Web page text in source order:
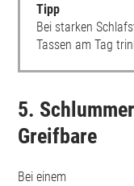
Tipp
Bei starken
Tassen am Tag
5.
Greifbare
Bei einem